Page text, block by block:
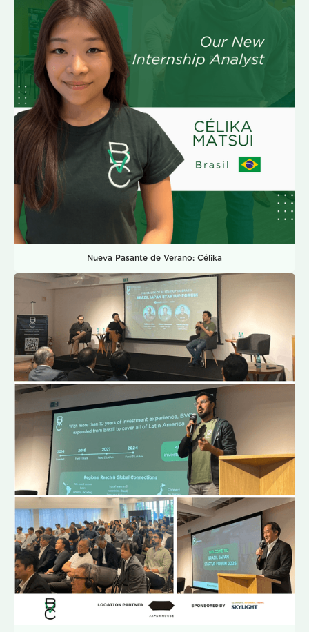
Nueva Pasante de Verano: Célika